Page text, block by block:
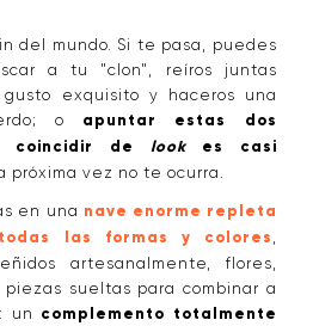
del mundo. Si te pasa, puedes
a tu "clon", reíros juntas
exquisito y haceros una
o apuntar estas dos
coincidir de lookes casi
próxima vez no te ocurra.
en una nave enorme repleta
las formas y colores ,
artesanalmente, flores,
sueltas para combinar a
un complemento totalmente